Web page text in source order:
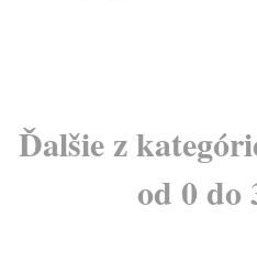
Ďalšie z
od 0 do